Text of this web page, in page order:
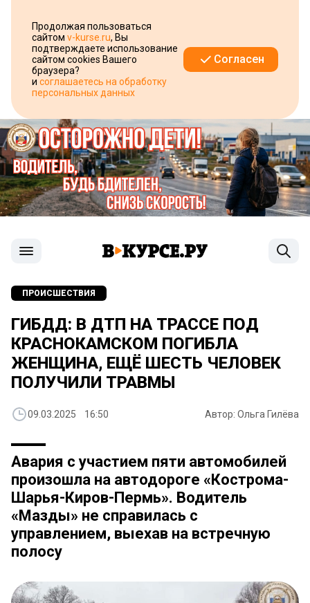
Продолжая пользоваться
сайтом v-kurse.ru, Вы
подтверждаете использование
сайтом cookies Вашего
браузера?
и соглашаетесь на обработку
персональных данных
Согласен
ПРОИСШЕСТВИЯ
ГИБДД: В ДТП НА ТРАССЕ ПОД
КРАСНОКАМСКОМ ПОГИБЛА
ЖЕНЩИНА, ЕЩЁ ШЕСТЬ ЧЕЛОВЕК
ПОЛУЧИЛИ ТРАВМЫ
09.03.2025 16:50 Автор: Ольга Гилёва
Авария с участием пяти автомобилей
произошла на автодороге «Кострома-
Шарья-Киров-Пермь». Водитель
«Мазды» не справилась с
управлением, выехав на встречную
полосу